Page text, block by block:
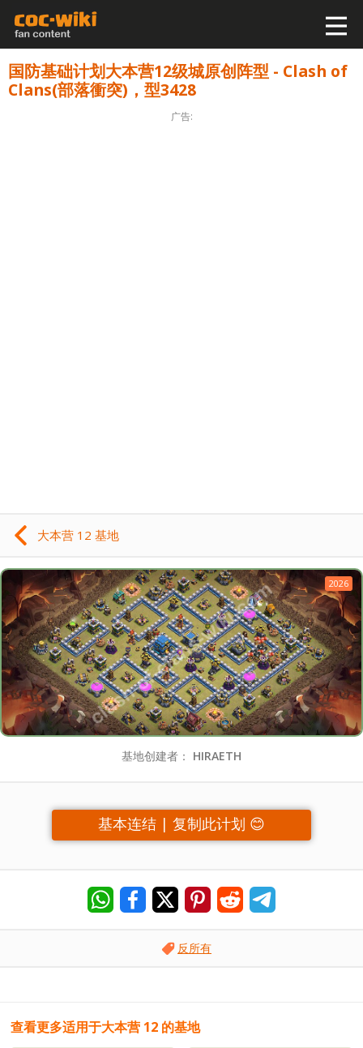
国防基础计划大本营12级城原创阵型 - Clash of
Clans(部落衝突)，型3428
广告:
大本营 12 基地
2026
基地创建者： HIRAETH
基本连结 | 复制此计划 😊
反所有
查看更多适用于大本营 12 的基地